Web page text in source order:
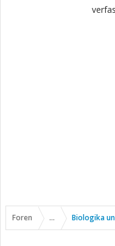
Foren ... Biologika